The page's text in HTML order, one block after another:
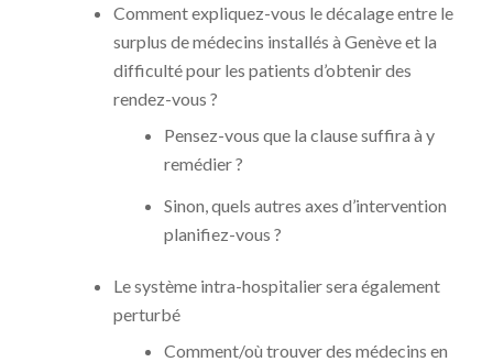
Comment expliquez-vous le décalage entre le
surplus de médecins installés à Genève et la
difficulté pour les patients d’obtenir des
rendez-vous ?
Pensez-vous que la clause suffira à y
remédier ?
Sinon, quels autres axes d’intervention
planifiez-vous ?
Le système intra-hospitalier sera également
perturbé
Comment/où trouver des médecins en